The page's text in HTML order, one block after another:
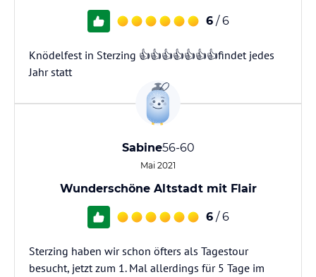
6 / 6
Knödelfest in Sterzing 👍👍👍👍👍👍👍findet jedes
Jahr statt
Sabine56-60
Mai 2021
Wunderschöne Altstadt mit Flair
6 / 6
Sterzing haben wir schon öfters als Tagestour
besucht, jetzt zum 1. Mal allerdings für 5 Tage im